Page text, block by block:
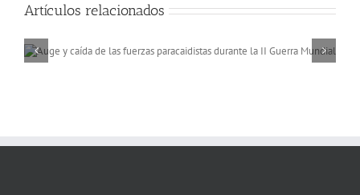
Artículos relacionados
Memorias de África,